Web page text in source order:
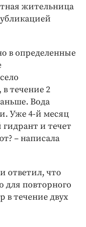
жительница
в определенные
течение 2
Вода
Уже 4-й месяц
и течет
– написала
ответил, что
для повторного
в течение двух